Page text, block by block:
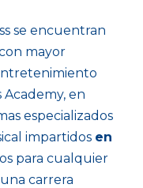
se encuentran
mayor
Academy, en
especializados
impartidos en
para cualquier
carrera